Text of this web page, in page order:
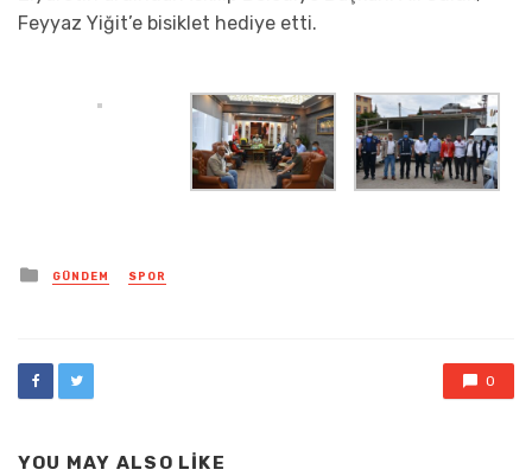
Feyyaz Yiğit’e bisiklet hediye etti.
Posted
in
GÜNDEM SPOR
0
YOU MAY ALSO LIKE